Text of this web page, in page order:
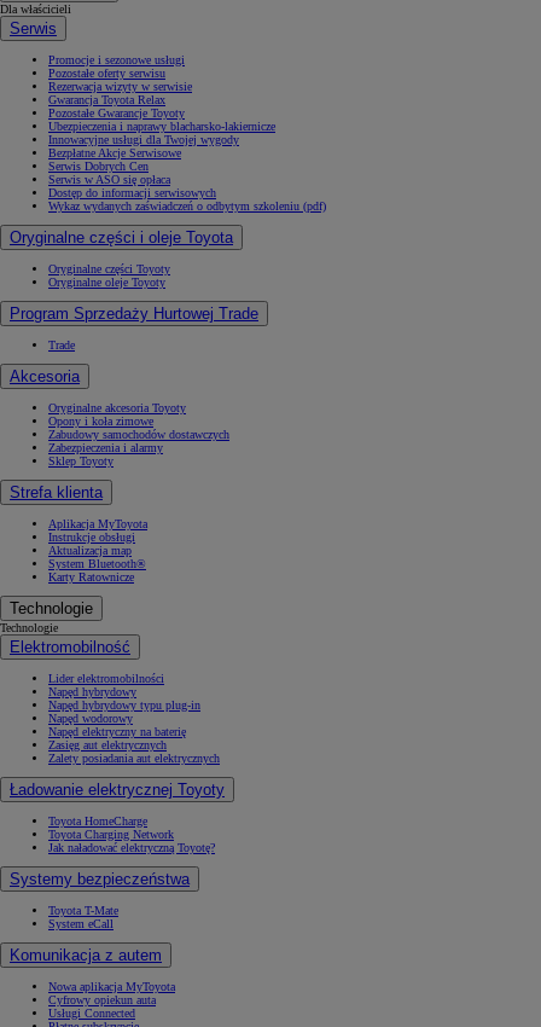
Dla właścicieli
Serwis
Promocje i sezonowe usługi
Pozostałe oferty serwisu
Rezerwacja wizyty w serwisie
Gwarancja Toyota Relax
Pozostałe Gwarancje Toyoty
Ubezpieczenia i naprawy blacharsko-lakiernicze
Innowacyjne usługi dla Twojej wygody
Bezpłatne Akcje Serwisowe
Serwis Dobrych Cen
Serwis w ASO się opłaca
Dostęp do informacji serwisowych
Wykaz wydanych zaświadczeń o odbytym szkoleniu (pdf)
Oryginalne części i oleje Toyota
Oryginalne części Toyoty
Oryginalne oleje Toyoty
Program Sprzedaży Hurtowej Trade
Trade
Akcesoria
Oryginalne akcesoria Toyoty
Opony i koła zimowe
Zabudowy samochodów dostawczych
Zabezpieczenia i alarmy
Sklep Toyoty
Strefa klienta
Aplikacja MyToyota
Instrukcje obsługi
Aktualizacja map
System Bluetooth®
Karty Ratownicze
Technologie
Technologie
Elektromobilność
Lider elektromobilności
Napęd hybrydowy
Napęd hybrydowy typu plug-in
Napęd wodorowy
Napęd elektryczny na baterię
Zasięg aut elektrycznych
Zalety posiadania aut elektrycznych
Ładowanie elektrycznej Toyoty
Toyota HomeCharge
Toyota Charging Network
Jak naładować elektryczną Toyotę?
Systemy bezpieczeństwa
Toyota T-Mate
System eCall
Komunikacja z autem
Nowa aplikacja MyToyota
Cyfrowy opiekun auta
Usługi Connected